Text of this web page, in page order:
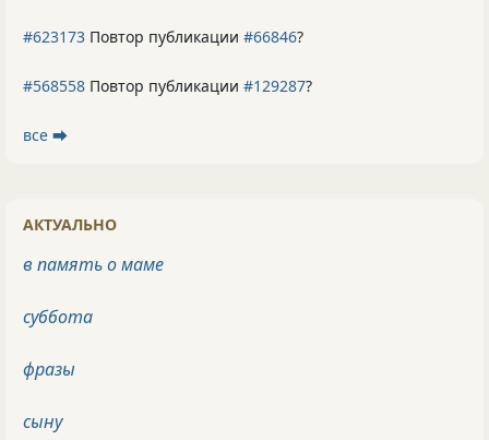
#623173 Повтор публикации #66846?
#568558 Повтор публикации #129287?
все ⮕
АКТУАЛЬНО
в память о маме
суббота
фразы
сыну